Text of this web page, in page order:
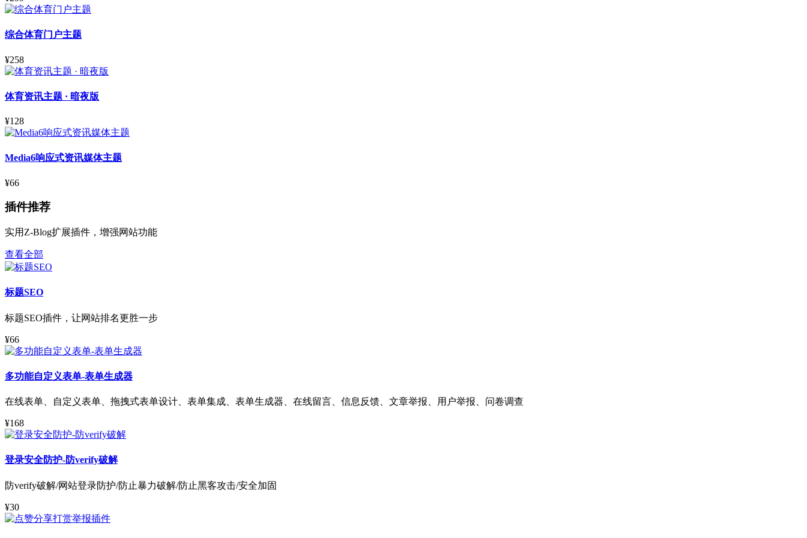
综合体育门户主题
¥258
体育资讯主题 · 暗夜版
¥128
Media6响应式资讯媒体主题
¥66
插件推荐
实用Z-Blog扩展插件，增强网站功能
查看全部
标题SEO
标题SEO插件，让网站排名更胜一步
¥66
多功能自定义表单-表单生成器
在线表单、自定义表单、拖拽式表单设计、表单集成、表单生成器、在线留言、信息反馈、文章举报、用户举报、问卷调查
¥168
登录安全防护-防verify破解
防verify破解/网站登录防护/防止暴力破解/防止黑客攻击/安全加固
¥30